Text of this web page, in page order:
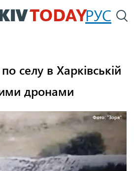
Перейти
до
РУС
селу в Харківській
дронами
Фото: "Зоря"